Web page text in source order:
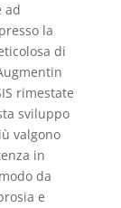
ad
la
di
rimestate
sviluppo
valgono
in
da
e